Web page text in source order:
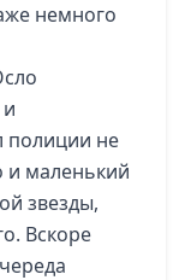
немного
полиции не
и маленький
звезды,
Вскоре